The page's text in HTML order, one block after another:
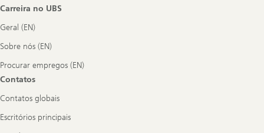
Carreira no UBS
Geral (EN)
Sobre nós (EN)
Procurar empregos (EN)
Contatos
Contatos globais
Escritórios principais